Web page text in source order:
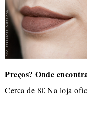
Preços? Onde
Cerca de 8€ Na loja